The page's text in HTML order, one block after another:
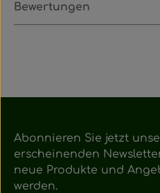
Bewertungen
Abonnieren Sie jetzt
erscheinenden
neue Produkte und
werden.